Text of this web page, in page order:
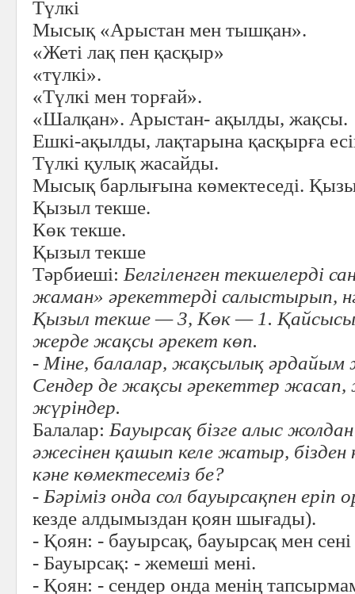
Түлкі
Мысық «Арыстан мен тышқан».
«Жеті лақ пен қасқыр»
«түлкі».
«Түлкі мен торғай».
«Шалқан». Арыстан- ақылды, жақсы.
Ешкі-ақылды, лақтарына қасқырға
Түлкі қулық жасайды.
Мысық барлығына көмектеседі.
Қызыл текше.
Көк текше.
Қызыл текше
Тәрбиеші: Белгіленген текшелерді
жаман» әрекеттерді салыстырып,
Қызыл текше — 3, Көк — 1. Қайсысы
жерде жақсы әрекет көп.
- Міне, балалар, жақсылық
Сендер де жақсы әрекеттер
жүріндер.
Балалар: Бауырсақ бізге алыс
әжесінен қашып келе жатыр, бізден
кәне көмектесеміз бе?
- Бәріміз онда сол бауырсақпен еріп
кезде алдымыздан қоян шығады).
- Қоян: - бауырсақ, бауырсақ мен
- Бауырсақ: - жемеші мені.
- Қоян: - сендер онда менің